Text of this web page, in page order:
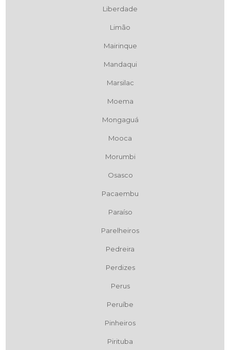
Liberdade
Limão
Mairinque
Mandaqui
Marsilac
Moema
Mongaguá
Mooca
Morumbi
Osasco
Pacaembu
Paraíso
Parelheiros
Pedreira
Perdizes
Perus
Peruíbe
Pinheiros
Pirituba